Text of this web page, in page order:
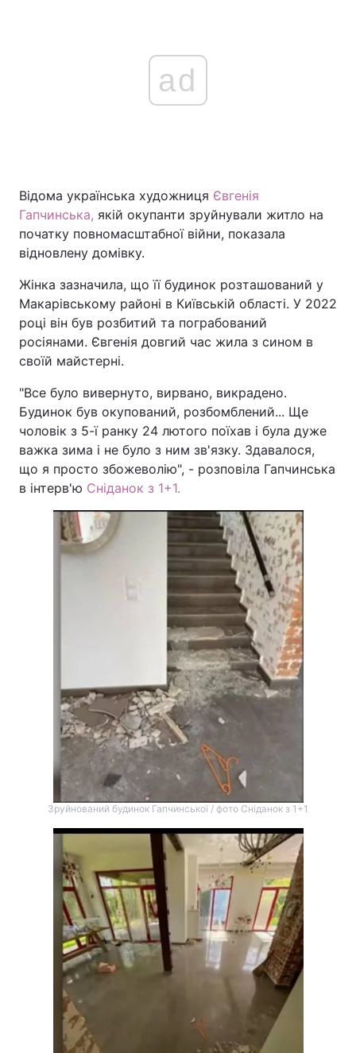
ad
Відома українська художниця Євгенія
Гапчинська, якій окупанти зруйнували житло на
початку повномасштабної війни, показала
відновлену домівку.
Жінка зазначила, що її будинок розташований у
Макарівському районі в Київській області. У 2022
році він був розбитий та пограбований
росіянами. Євгенія довгий час жила з сином в
своїй майстерні.
"Все було вивернуто, вирвано, викрадено.
Будинок був окупований, розбомблений... Ще
чоловік з 5-ї ранку 24 лютого поїхав і була дуже
важка зима і не було з ним зв'язку. Здавалося,
що я просто збожеволію", - розповіла Гапчинська
в інтерв'ю Сніданок з 1+1.
Зруйнований будинок Гапчинської / фото Сніданок з 1+1